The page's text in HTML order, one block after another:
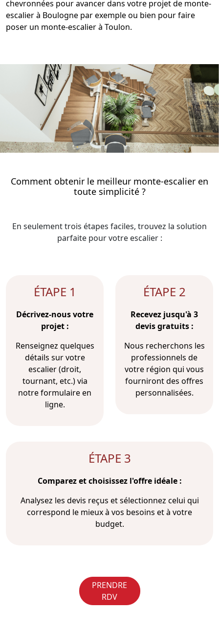
chevronnées pour avancer dans votre projet de monte-
escalier à Boulogne par exemple ou bien pour faire
poser un monte-escalier à Toulon.
Comment obtenir le meilleur monte-escalier en
toute simplicité ?
En seulement trois étapes faciles, trouvez la solution
parfaite pour votre escalier :
ÉTAPE 1
Décrivez-nous votre
projet :
Renseignez quelques
détails sur votre
escalier (droit,
tournant, etc.) via
notre formulaire en
ligne.
ÉTAPE 2
Recevez jusqu'à 3
devis gratuits :
Nous recherchons les
professionnels de
votre région qui vous
fourniront des offres
personnalisées.
ÉTAPE 3
Comparez et choisissez l'offre idéale :
Analysez les devis reçus et sélectionnez celui qui
correspond le mieux à vos besoins et à votre
budget.
PRENDRE
RDV